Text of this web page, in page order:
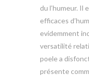
du l’humeur. Il
efficaces
evidemment
versatilité
poele a
présente